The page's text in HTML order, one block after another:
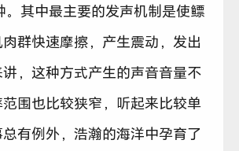
。其中最主要的发声机制是使鳔
群快速摩擦，产生震动，发出
，这种方式产生的声音音量不
围也比较狭窄，听起来比较单
有例外，浩瀚的海洋中孕育了